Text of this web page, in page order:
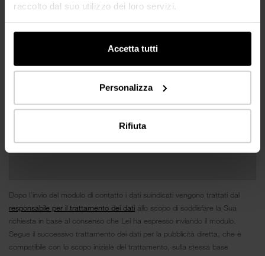
raccolto dal suo utilizzo dei loro servizi.
Accetta tutti
Personalizza
Rifiuta
Dopo l’invio del modulo di contatto i dati suindicati vengono trattati dal
responsabile per il trattamento dei dati allo scopo di soddisfare la Sua
richiesta in base al consenso che Lei ha espresso inviando il modulo.
Segue il successivo trattamento dei dati per la pubblicità diretta, che è
compatibile con lo scopo iniziale del trattamento, sulla stessa base